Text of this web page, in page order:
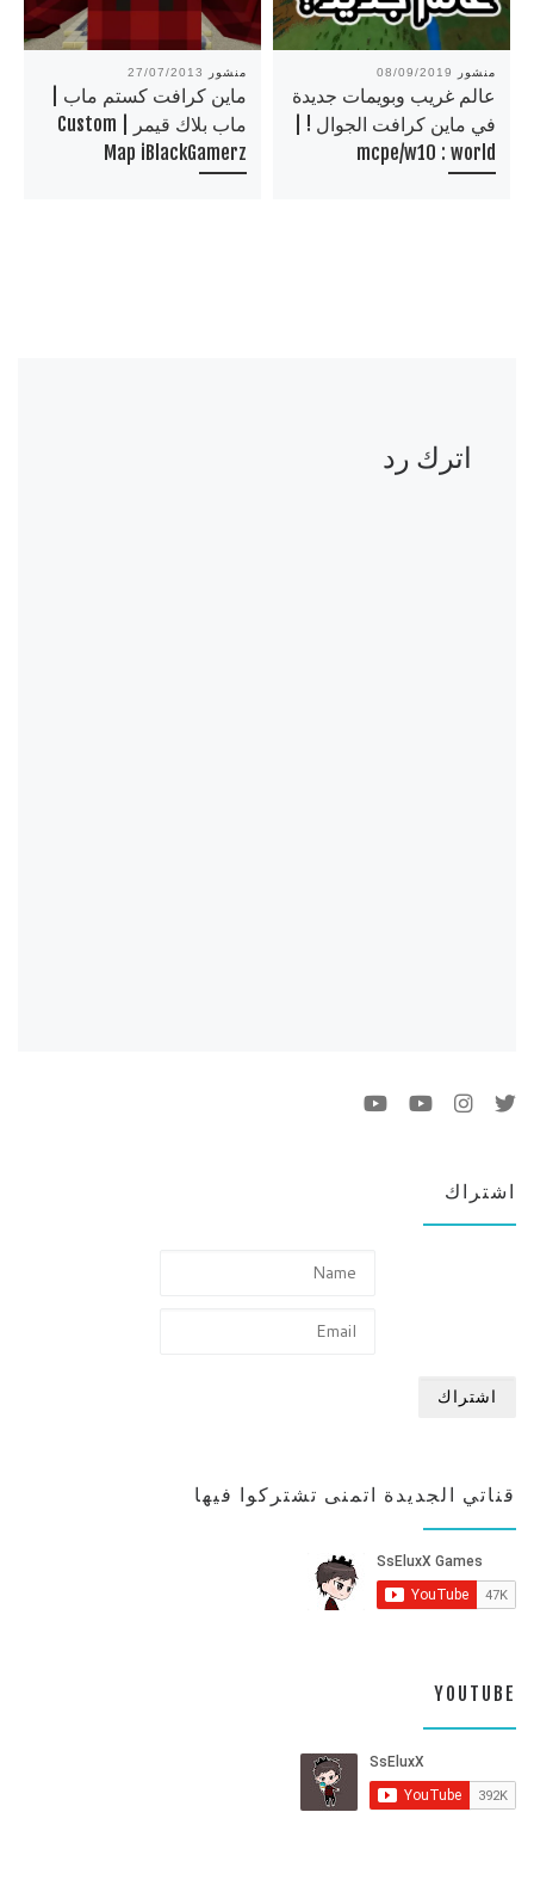
منشور 27/07/2013
ماين كرافت كستم ماب |
ماب بلاك قيمر | Custom
Map iBlackGamerz
منشور 08/09/2019
عالم غريب وبويمات جديدة
في ماين كرافت الجوال ! |
mcpe/w10 : world
اترك رد
اشتراك
قناتي الجديدة اتمنى تشتركوا فيها
YOUTUBE